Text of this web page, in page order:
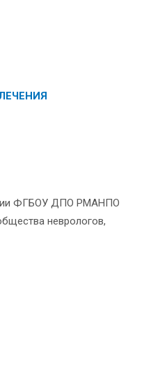
ФГБОУ ДПО РМАНПО
неврологов,